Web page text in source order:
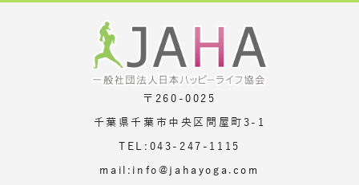
〒260-0025
千葉県千葉市中央区問屋町3-1
TEL:043-247-1115
mail:info@jahayoga.com